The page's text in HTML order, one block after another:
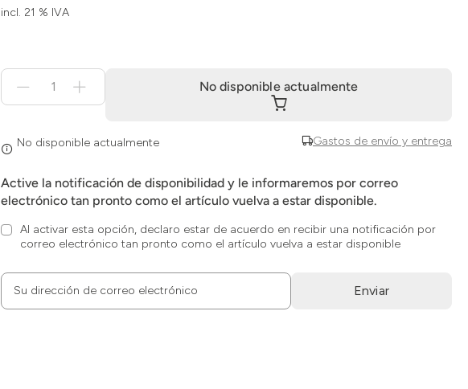
incl. 21 % IVA
Gastos de envío y entrega
für
No
actualmente
No disponible actualmente
No disponible actualmente
Active la notificación de disponibilidad y le informaremos por correo
electrónico tan pronto como el artículo vuelva a estar disponible.
Al activar esta opción, declaro estar de acuerdo en recibir una notificación por
correo electrónico tan pronto como el artículo vuelva a estar disponible
Su dirección de correo electrónico
Enviar